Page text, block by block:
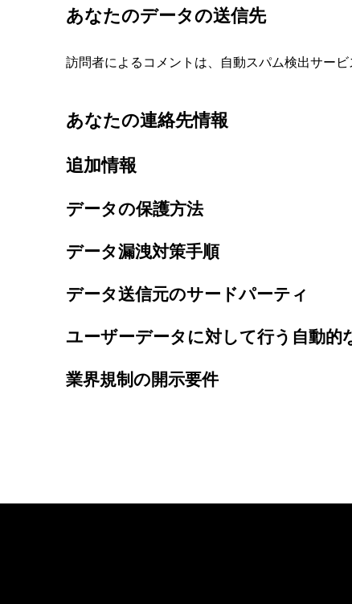
あなたのデータの送信先
訪問者によるコメントは、自動スパム検出サー
あなたの連絡先情報
追加情報
データの保護方法
データ漏洩対策手順
データ送信元のサードパーティ
ユーザーデータに対して行う自動
業界規制の開示要件